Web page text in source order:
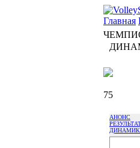
Главная
75
АНОНС